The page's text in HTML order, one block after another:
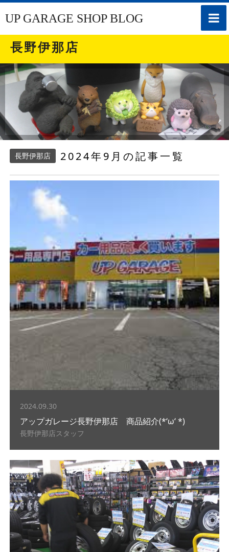
toggle
UP GARAGE SHOP BLOG
長野伊那店
長野伊那店 2024年9月の記事一覧
2024.09.30
アップガレージ長野伊那店 商品紹介(*‘ω‘ *)
長野伊那店スタッフ